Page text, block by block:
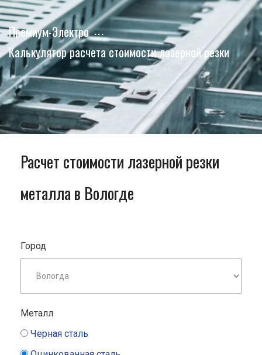
Премиум-Электро
Калькулятор расчета стоимости лазерной резки
Расчет стоимости лазерной резки
металла в Вологде
Город
Металл
Черная сталь